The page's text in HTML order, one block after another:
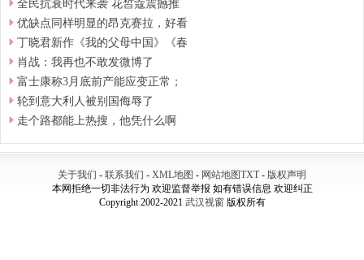
全民抗衰时代来袭 花皙蔻震撼推
优缺点同样明显的昂克赛拉，好看
丁晓君新作《我的父母中国》《春
肖战：我再也不敢发微博了
富士康称3月底前产能应变正常；
轮到意大利人被别国侮辱了
走个路都能上热搜，他凭什么啊
关于我们 - 联系我们 - XML地图 - 网站地图TXT- 版权声明
本网拒绝一切非法行为 欢迎监督举报 如有错误信息 欢迎纠正
Copyright 2002-2021 武汉视窗版权所有